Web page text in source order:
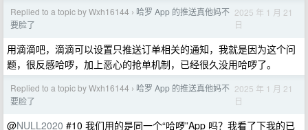
Replied to a topic by Wxh16144 › 哈罗 App 的推送真他妈不
要脸了
2025 年 1 月 21
日
用滴滴吧，滴滴可以设置只推送订单相关的通知，我就是因为这个问
题，很反感哈啰，加上恶心的抢单机制，已经很久没用哈啰了。
Replied to a topic by Wxh16144 › 哈罗 App 的推送真他妈不
要脸了
2025 年 1 月 21
日
@NULL2020 #10 我们用的是同一个“哈啰”App 吗？我看了下我的已